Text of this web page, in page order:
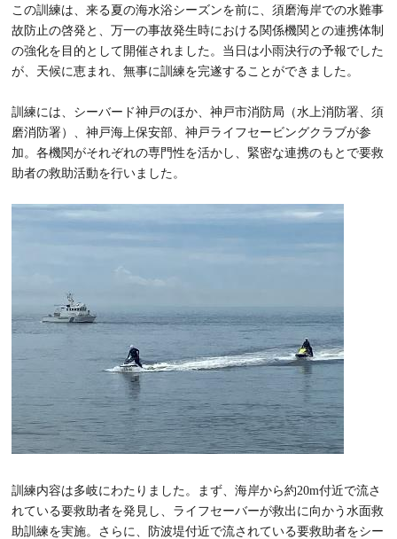
この訓練は、来る夏の海水浴シーズンを前に、須磨海岸での水難事
故防止の啓発と、万一の事故発生時における関係機関との連携体制
の強化を目的として開催されました。当日は小雨決行の予報でした
が、天候に恵まれ、無事に訓練を完遂することができました。
訓練には、シーバード神戸のほか、神戸市消防局（水上消防署、須
磨消防署）、神戸海上保安部、神戸ライフセービングクラブが参
加。各機関がそれぞれの専門性を活かし、緊密な連携のもとで要救
助者の救助活動を行いました。
訓練内容は多岐にわたりました。まず、海岸から約20m付近で流さ
れている要救助者を発見し、ライフセーバーが救出に向かう水面救
助訓練を実施。さらに、防波堤付近で流されている要救助者をシー